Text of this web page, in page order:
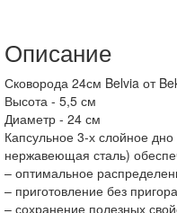
Описание
Сковорода 24см Belvia от
Высота - 5,5 см
Диаметр - 24 см
Капсульное 3-х слойное
нержавеющая сталь)
– оптимальное
– приготовление без
– сохранение полезных